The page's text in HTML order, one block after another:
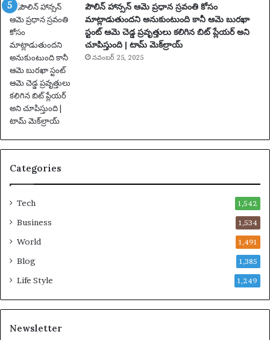
ట
న
లు
|
ఫు
ట్‌
బా
ల్
వా
ర్త
పౌలిన్ హాన్సన్ ఆమె ప్రధాన స్రవంతి కోసం
మాట్లాడుతుందని అనుకుంటుంది కానీ ఆమె బురఖా
స్టంట్ ఆమె చెడ్డ ప్రవృత్తులు కలిగిన బిట్ ప్లేయర్ అని
చూపిస్తుంది | టామ్ మెక్‌ల్రాయ్
నవంబర్ 25, 2025
Categories
Tech 1,542
Business 1,534
World 1,491
Blog 1,385
Life Style 1,249
Newsletter